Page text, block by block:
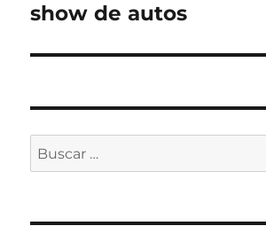
show de autos
Buscar
por: